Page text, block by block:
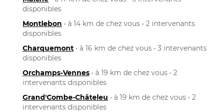
disponibles
Montlebon • à 14 km de chez vous • 2 intervenants
disponibles
Charquemont • à 16 km de chez vous • 3 intervenants
disponibles
Orchamps-Vennes • à 19 km de chez vous • 2
intervenants disponibles
Grand'Combe-Châteleu • à 19 km de chez vous • 2
intervenants disponibles